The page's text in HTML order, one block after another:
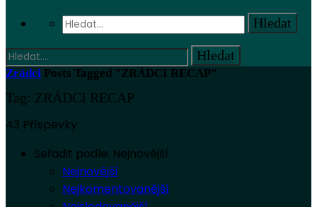
Zrádci Posts Tagged "ZRÁDCI RECAP"
Tag: ZRÁDCI RECAP
43 Příspevky
Seřadit podle: Nejnovější
Nejnovější
Nejkomentovanější